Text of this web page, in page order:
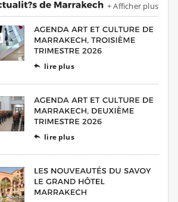
+ Afficher plus
 lire plus
 lire plus